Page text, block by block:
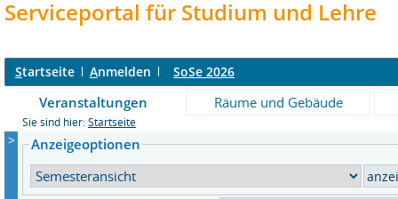
Serviceportal für Studium und Lehre
Startseite Anmelden SoSe 2026
Veranstaltungen Räume und Gebäude
Sie sind hier: Startseite
> Anzeigeoptionen